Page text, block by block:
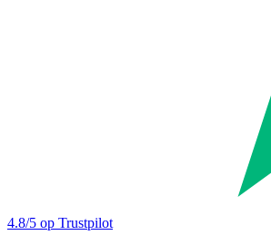
4.8/5 op Trustpilot